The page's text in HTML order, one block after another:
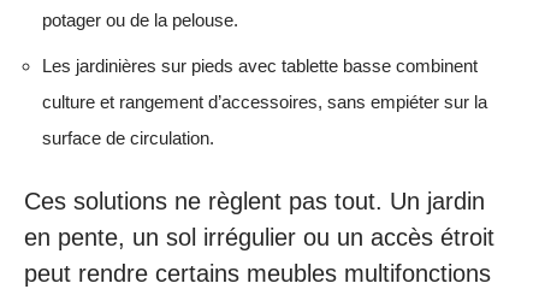
potager ou de la pelouse.
Les jardinières sur pieds avec tablette basse combinent
culture et rangement d’accessoires, sans empiéter sur la
surface de circulation.
Ces solutions ne règlent pas tout. Un jardin
en pente, un sol irrégulier ou un accès étroit
peut rendre certains meubles multifonctions